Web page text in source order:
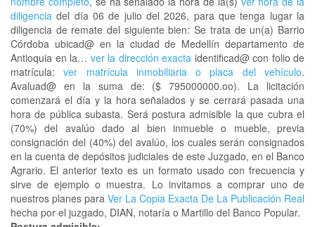
diligencia del día 06 de julio del 2026, para que tenga lugar la
diligencia de remate del siguiente bien: Se trata de un(a) Barrio
Córdoba ubicad@ en la ciudad de Medellín departamento de
Antioquia en la… ver la dirección exacta identificad@ con folio de
matrícula:ver matrícula inmobiliaria o placa del vehículo.
Avaluad@ en la suma de: ($ 795000000.oo). La licitación
comenzará el día y la hora señalados y se cerrará pasada una
hora de pública subasta. Será postura admisible la que cubra el
(70%) del avalúo dado al bien inmueble o mueble, previa
consignación del (40%) del avalúo, los cuales serán consignados
en la cuenta de depósitos judiciales de este Juzgado, en el Banco
Agrario. El anterior texto es un formato usado con frecuencia y
sirve de ejemplo o muestra. Lo invitamos a comprar uno de
nuestros planes para Ver La Copia Exacta De La Publicación Real
hecha por el juzgado, DIAN, notaría o Martillo del Banco Popular.